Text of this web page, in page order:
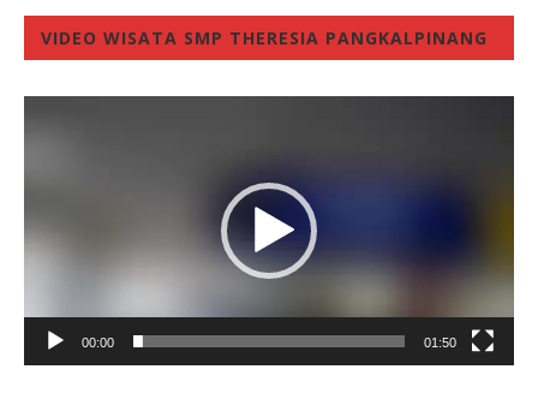
VIDEO WISATA SMP THERESIA PANGKALPINANG
00:00 01:50